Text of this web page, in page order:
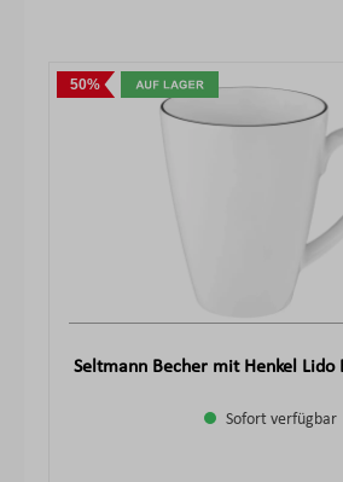
50%
Seltmann Becher mit Henkel Lido
Sofort verfügbar